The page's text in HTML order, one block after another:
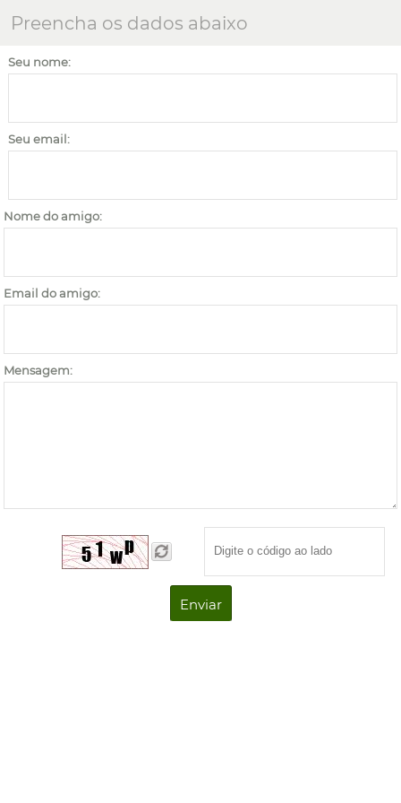
Preencha os dados abaixo
Seu nome:
Seu email:
Nome do amigo:
Email do amigo:
Mensagem:
Enviar